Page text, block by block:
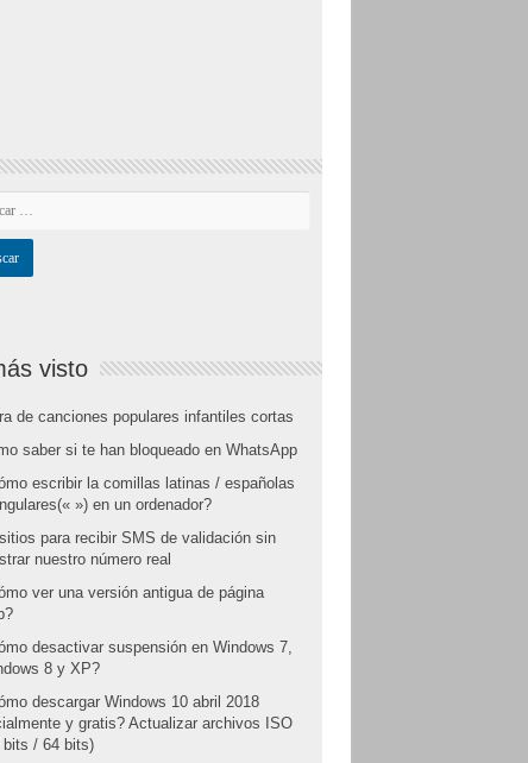
visto
de canciones populares infantiles cortas
saber si te han bloqueado en WhatsApp
escribir la comillas latinas / españolas
») en un ordenador?
para recibir SMS de validación sin
nuestro número real
ver una versión antigua de página
desactivar suspensión en Windows 7,
8 y XP?
descargar Windows 10 abril 2018
y gratis? Actualizar archivos ISO
bits / 64 bits)